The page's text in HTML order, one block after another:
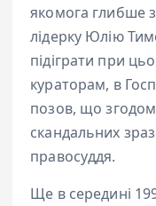
якомога глибше
лідерку Юлію
підіграти при
кураторам, в
позов, що
скандальних
правосуддя.
Ще в середині